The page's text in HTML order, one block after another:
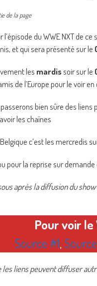
de la page
du WWE NXT de
et qui sera présenté sur le
les mardissoir sur le
de l’Europe pour le voir
bien sûre des
les chaînes
c’est les mercredis
pour la reprise sur
après la diffusion du
Pour voir le
Source #1,
liens peuvent diffuser